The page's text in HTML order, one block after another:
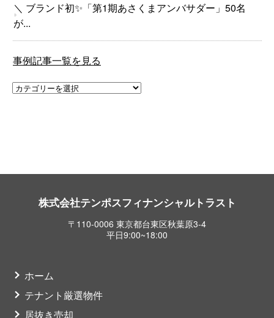
＼ ブランド初✨「第1期あさくまアンバサダー」50名
が...
事例記事一覧を見る
株式会社テンポスフィナンシャルトラスト
〒110-0006 東京都台東区秋葉原3-4
平日9:00~18:00
ホーム
テナント厳選物件
居抜き売却